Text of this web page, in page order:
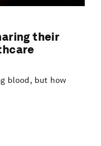
their
blood, but how